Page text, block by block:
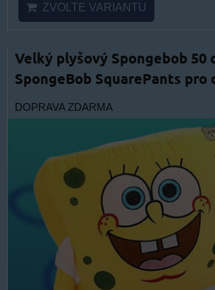
ZVOLTE VARIANTU
Velký plyšový Spongebob 50
SpongeBob SquarePants pro
DOPRAVA ZDARMA